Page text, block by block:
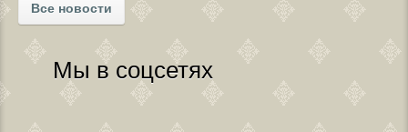
Все новости
Мы в соцсетях